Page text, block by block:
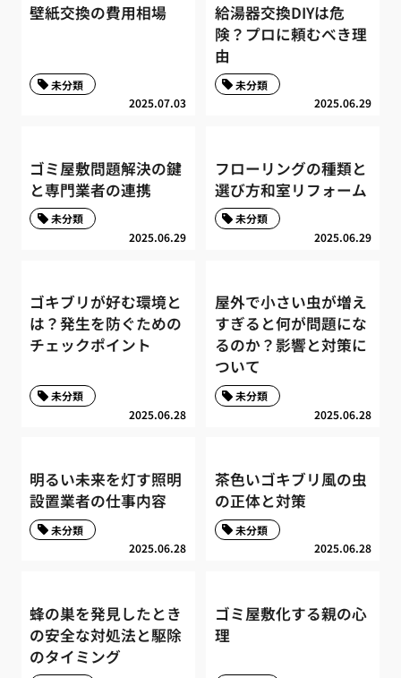
壁紙交換の費用相場
2025.07.03
未分類
給湯器交換DIYは危
険？プロに頼むべき理
由
2025.06.29
未分類
ゴミ屋敷問題解決の鍵
と専門業者の連携
2025.06.29
未分類
フローリングの種類と
選び方和室リフォーム
2025.06.29
未分類
ゴキブリが好む環境と
は？発生を防ぐための
チェックポイント
2025.06.28
未分類
屋外で小さい虫が増え
すぎると何が問題にな
るのか？影響と対策に
ついて
2025.06.28
未分類
明るい未来を灯す照明
設置業者の仕事内容
2025.06.28
未分類
茶色いゴキブリ風の虫
の正体と対策
2025.06.28
未分類
蜂の巣を発見したとき
の安全な対処法と駆除
のタイミング
ゴミ屋敷化する親の心
理